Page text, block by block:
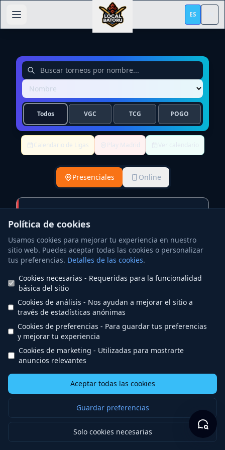
ES
Todos VGC TCG POGO
Calendario de Ligas Play Madrid
Presenciales Online
8 de agosto de 2026, 11:00 (Hora de España (CET))
C. de la Cañada Real de Toledo, 16
2 /18
Iniciar sesión para registrarse
Torneo Mid-Year Celebration Jupiter
Guadalajara
C/San Roque nº15, bajo Izq
Inscripciones abiertas
Política de cookies
Usamos cookies para mejorar tu experiencia en nuestro
sitio web. Puedes aceptar todas las cookies o personalizar
tus preferencias. Detalles de las cookies.
Cookies necesarias - Requeridas para la funcionalidad
básica del sitio
Cookies de análisis - Nos ayudan a mejorar el sitio a
través de estadísticas anónimas
Cookies de preferencias - Para guardar tus preferencias
y mejorar tu experiencia
Cookies de marketing - Utilizadas para mostrarte
anuncios relevantes
Aceptar todas las cookies
Guardar preferencias
Solo cookies necesarias